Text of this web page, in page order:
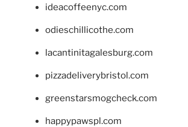
ideacoffeenyc.com
odieschillicothe.com
lacantinitagalesburg.com
pizzadeliverybristol.com
greenstarsmogcheck.com
happypawspl.com